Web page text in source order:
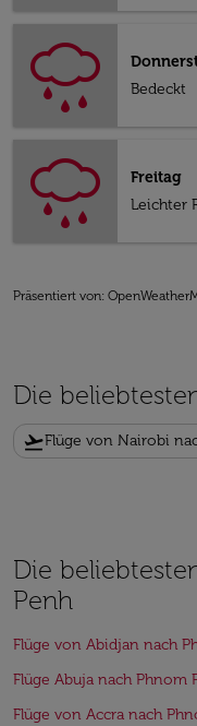
Bedeckt
Freitag
Leichter
Präsentiert von:
Die
flight_takeoffFlüge von Nairobi
Die
Penh
Flüge von Abidjan nach
Flüge Abuja nach Phnom
Flüge von Accra nach